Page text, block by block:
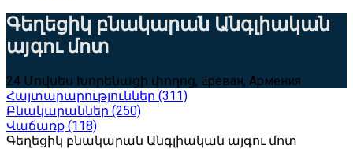
Գեղեցիկ բնակարան Անգլիական
այգու մոտ
24 Մովսես Խորենացի փողոց, Ереван, Армения
Հայտարարություններ (311)
Բնակարաններ (250)
Վաճառք (118)
Գեղեցիկ բնակարան Անգլիական այգու մոտ